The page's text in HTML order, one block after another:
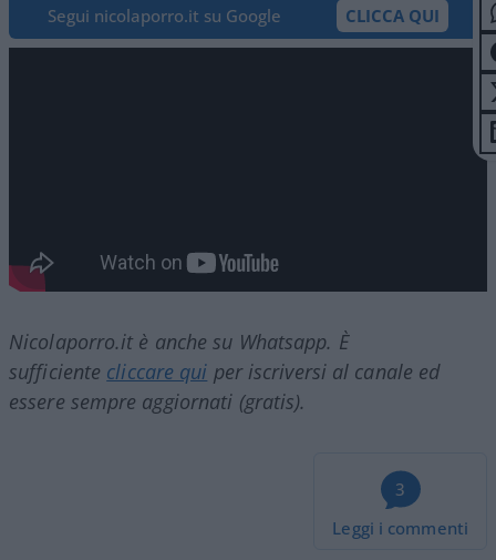
Segui nicolaporro.it su Google CLICCA QUI
Nicolaporro.it è anche su Whatsapp. È
sufficiente cliccare qui per iscriversi al canale ed
essere sempre aggiornati (gratis).
3
Leggi i commenti